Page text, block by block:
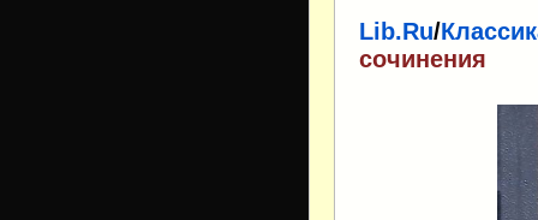
Lib.Ru/
сочинения